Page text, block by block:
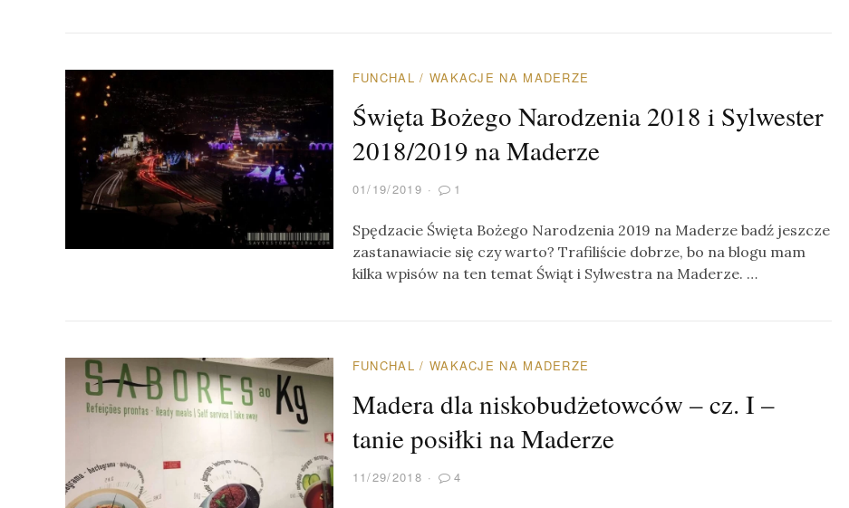
FUNCHAL / WAKACJE NA MADERZE
Święta Bożego Narodzenia 2018 i Sylwester
2018/2019 na Maderze
01/19/2019 1
Spędzacie Święta Bożego Narodzenia 2019 na Maderze badź jeszcze
zastanawiacie się czy warto? Trafiliście dobrze, bo na blogu mam
kilka wpisów na ten temat Świąt i Sylwestra na Maderze. …
FUNCHAL / WAKACJE NA MADERZE
Madera dla niskobudżetowców – cz. I –
tanie posiłki na Maderze
11/29/2018 4